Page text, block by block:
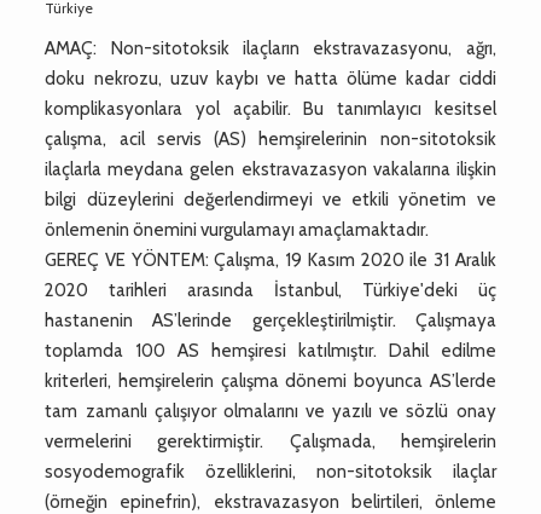
Türkiye
AMAÇ: Non-sitotoksik ilaçların ekstravazasyonu, ağrı,
doku nekrozu, uzuv kaybı ve hatta ölüme kadar ciddi
komplikasyonlara yol açabilir. Bu tanımlayıcı kesitsel
çalışma, acil servis (AS) hemşirelerinin non-sitotoksik
ilaçlarla meydana gelen ekstravazasyon vakalarına ilişkin
bilgi düzeylerini değerlendirmeyi ve etkili yönetim ve
önlemenin önemini vurgulamayı amaçlamaktadır.
GEREÇ VE YÖNTEM: Çalışma, 19 Kasım 2020 ile 31 Aralık
2020 tarihleri arasında İstanbul, Türkiye'deki üç
hastanenin AS’lerinde gerçekleştirilmiştir. Çalışmaya
toplamda 100 AS hemşiresi katılmıştır. Dahil edilme
kriterleri, hemşirelerin çalışma dönemi boyunca AS’lerde
tam zamanlı çalışıyor olmalarını ve yazılı ve sözlü onay
vermelerini gerektirmiştir. Çalışmada, hemşirelerin
sosyodemografik özelliklerini, non-sitotoksik ilaçlar
(örneğin epinefrin), ekstravazasyon belirtileri, önleme